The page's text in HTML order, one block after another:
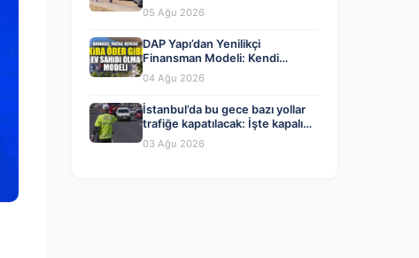
05 Ağu 2026
DAP Yapı’dan Yenilikçi
Finansman Modeli: Kendi
Kendini Ödeyen Evler Ataşehir
173’te Başladı
04 Ağu 2026
İstanbul’da bu gece bazı yollar
trafiğe kapatılacak: İşte kapalı
yollar ve alternatif güzergahlar
03 Ağu 2026